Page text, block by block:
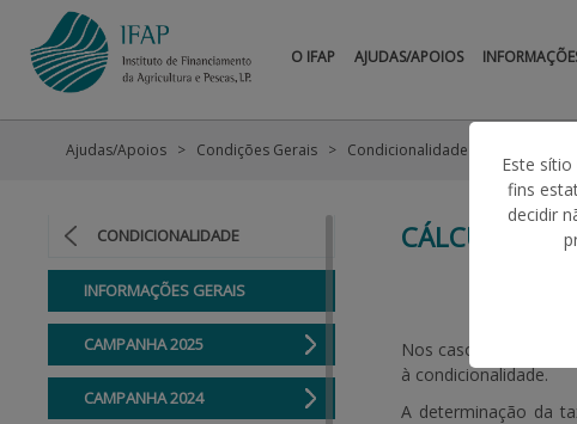
O IFAP AJUDAS/APOIOS
CONDICIONALIDADE
INFORMAÇÕES GERAIS
CAMPANHA 2025
CAMPANHA 2024
Ajudas/Apoios Condições Gerais Condicionalidade
CÁLCULO DA
Nos casos em que
à condicionalidade.
A determinação da
Este
fins
decidir